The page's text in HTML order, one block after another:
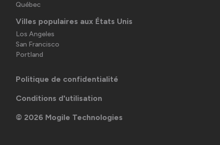
Québec
Villes populaires aux États Unis
Los Angeles
San Francisco
Portland
Politique de confidentialité
Conditions d'utilisation
© 2026 Mogile Technologies